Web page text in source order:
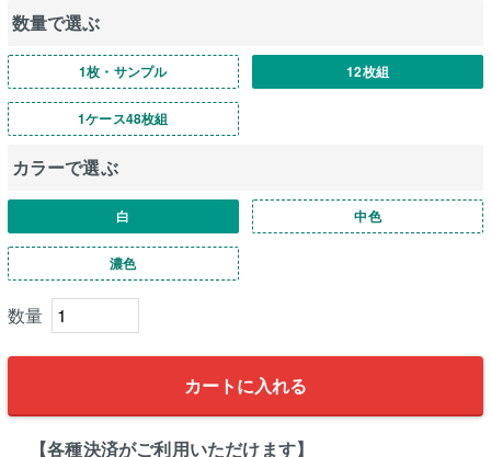
数量で選ぶ
1枚・サンプル 12枚組
1ケース48枚組
カラーで選ぶ
白 中色
濃色
カートに入れる
【各種決済がご利用いただけます】